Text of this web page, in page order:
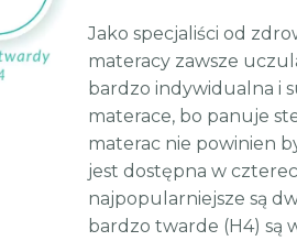
Jako specjaliści od
materacy zawsze
bardzo indywidualna i
materace, bo panuje
materac nie powinien
jest dostępna w
najpopularniejsze są
bardzo twarde (H4) są